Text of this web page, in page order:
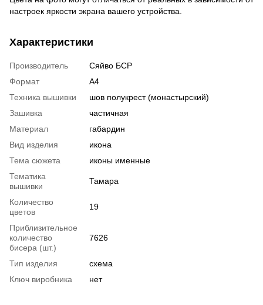
настроек яркости экрана вашего устройства.
Характеристики
Производитель
Сяйво БСР
Формат
А4
Техника вышивки
шов полукрест (монастырский)
Зашивка
частичная
Материал
габардин
Вид изделия
икона
Тема сюжета
иконы именные
Тематика
вышивки
Тамара
Количество
цветов
19
Приблизительное
количество
бисера (шт.)
7626
Тип изделия
схема
Ключ виробника
нет